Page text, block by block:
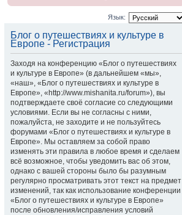
Язык:
Блог о путешествиях и культуре в
Европе - Регистрация
Заходя на конференцию «Блог о путешествиях
и культуре в Европе» (в дальнейшем «мы»,
«наш», «Блог о путешествиях и культуре в
Европе», «http://www.mishanita.ru/forum»), вы
подтверждаете своё согласие со следующими
условиями. Если вы не согласны с ними,
пожалуйста, не заходите и не пользуйтесь
форумами «Блог о путешествиях и культуре в
Европе». Мы оставляем за собой право
изменять эти правила в любое время и сделаем
всё возможное, чтобы уведомить вас об этом,
однако с вашей стороны было бы разумным
регулярно просматривать этот текст на предмет
изменений, так как использование конференции
«Блог о путешествиях и культуре в Европе»
после обновления/исправления условий